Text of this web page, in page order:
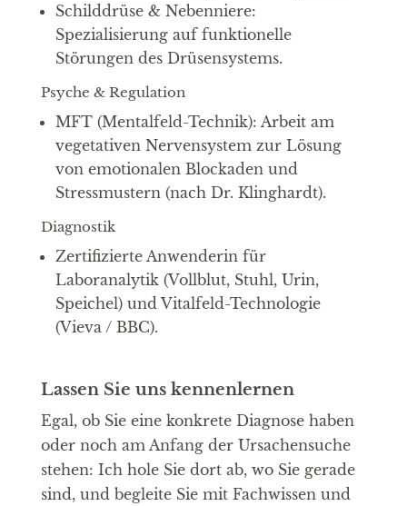
Schilddrüse & Nebenniere:
Spezialisierung auf funktionelle
Störungen des Drüsensystems.
Psyche & Regulation
MFT (Mentalfeld-Technik): Arbeit am
vegetativen Nervensystem zur Lösung
von emotionalen Blockaden und
Stressmustern (nach Dr. Klinghardt).
Diagnostik
Zertifizierte Anwenderin für
Laboranalytik (Vollblut, Stuhl, Urin,
Speichel) und Vitalfeld-Technologie
(Vieva / BBC).
Lassen Sie uns kennenlernen
Egal, ob Sie eine konkrete Diagnose haben
oder noch am Anfang der Ursachensuche
stehen: Ich hole Sie dort ab, wo Sie gerade
sind, und begleite Sie mit Fachwissen und